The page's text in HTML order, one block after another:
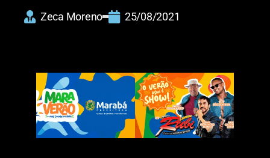
Zeca Moreno 25/08/2021